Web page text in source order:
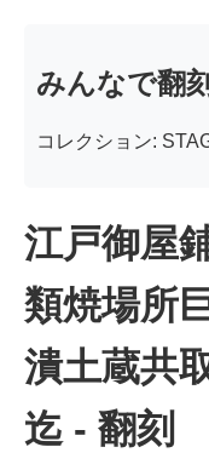
みんなで翻
コレクション:
江戸御屋
類焼場所
潰土蔵共
迄 - 翻刻